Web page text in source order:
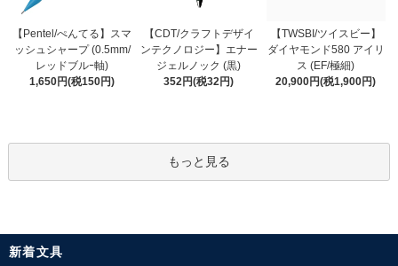
【Pentel/ぺんてる】スマ
ッシュシャープ (0.5mm/
レッドブルｰ軸)
1,650円(税150円)
【CDT/クラフトデザイ
ンテクノロジー】エナー
ジェルノック (黒)
352円(税32円)
【TWSBI/ツイスビー】
ダイヤモンド580 アイリ
ス (EF/極細)
20,900円(税1,900円)
もっと見る
新着文具